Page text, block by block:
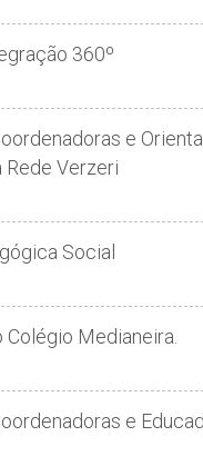
360º
e
Rede Verzeri
Social
Medianeira.
e